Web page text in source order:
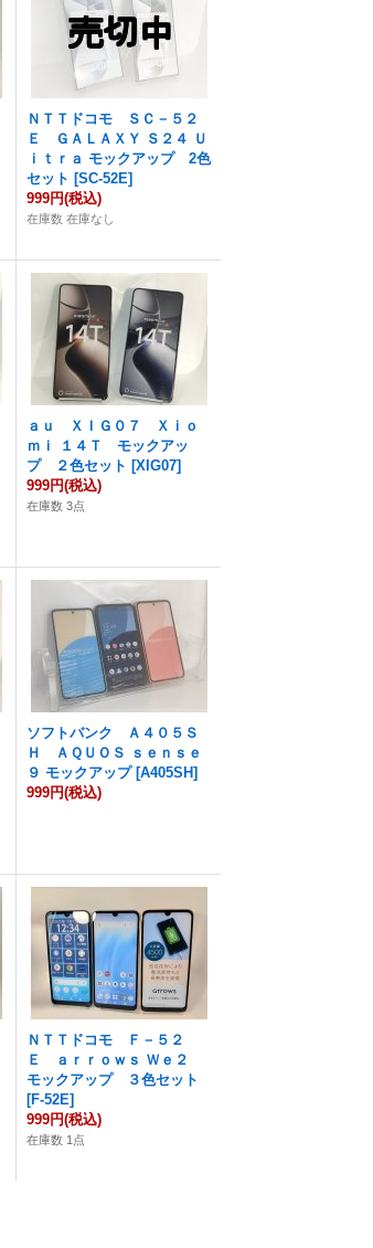
ＮＴＴドコモ ＳＣ－５２
Ｅ ＧＡＬＡＸＹ Ｓ２４ Ｕ
ｉｔｒａ モックアップ 2色
セット [SC-52E]
999円(税込)
在庫数 在庫なし
ａｕ ＸＩＧ０７ Ｘｉｏ
ｍｉ １４Ｔ モックアッ
プ ２色セット [XIG07]
999円(税込)
在庫数 3点
ソフトバンク Ａ４０５Ｓ
Ｈ ＡＱＵＯＳ ｓｅｎｓｅ
９ モックアップ [A405SH]
999円(税込)
ＮＴＴドコモ Ｆ－５２
Ｅ ａｒｒｏｗｓ Ｗｅ２
モックアップ ３色セット
[F-52E]
999円(税込)
在庫数 1点